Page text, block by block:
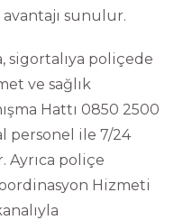
sunulur.
sigortalıya poliçede
ve sağlık
Hattı 0850 2500
personel ile 7/24
Ayrıca poliçe
Hizmeti